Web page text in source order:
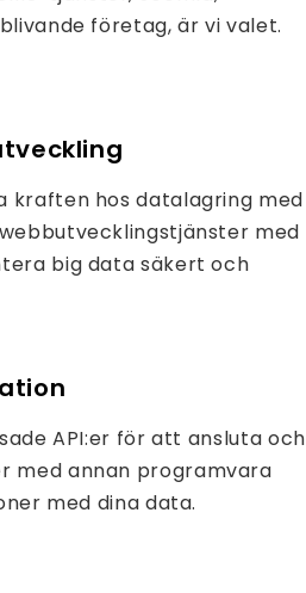
företag, är vi valet.
kraften hos datalagring med
med
big data säkert och
API:er för att ansluta och
med annan programvara
med dina data.